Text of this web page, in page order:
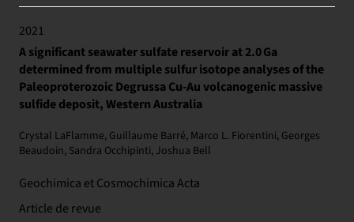
2021
A significant seawater sulfate reservoir at 2.0 Ga
determined from multiple sulfur isotope analyses of the
Paleoproterozoic Degrussa Cu-Au volcanogenic massive
sulfide deposit, Western Australia
Crystal LaFlamme, Guillaume Barré, Marco L. Fiorentini, Georges
Beaudoin, Sandra Occhipinti, Joshua Bell
Geochimica et Cosmochimica Acta
Article de revue